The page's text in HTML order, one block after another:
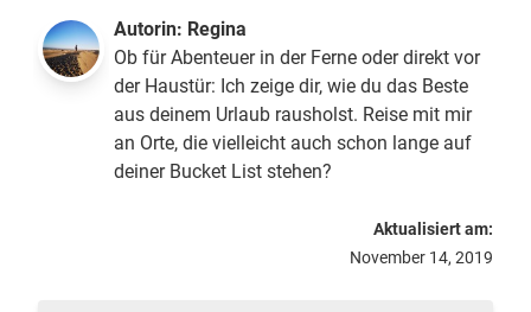
Autorin: Regina
Ob für Abenteuer in der Ferne oder direkt vor
der Haustür: Ich zeige dir, wie du das Beste
aus deinem Urlaub rausholst. Reise mit mir
an Orte, die vielleicht auch schon lange auf
deiner Bucket List stehen?
Aktualisiert am:
November 14, 2019